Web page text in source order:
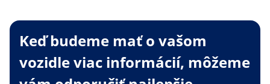
Keď budeme mať o vašom
vozidle viac informácií, môžeme